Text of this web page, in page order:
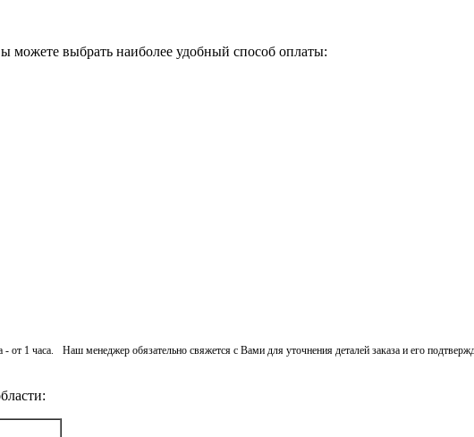
можете выбрать наиболее удобный способ оплаты:
от 1 часа. Наш менеджер обязательно свяжется с Вами для уточнения деталей заказа и его